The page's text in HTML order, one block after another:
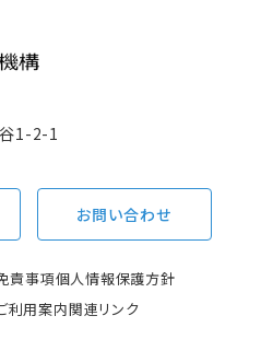
1-2-1
お問い合わせ
責事項個人情報保護方針
利用案内関連リンク